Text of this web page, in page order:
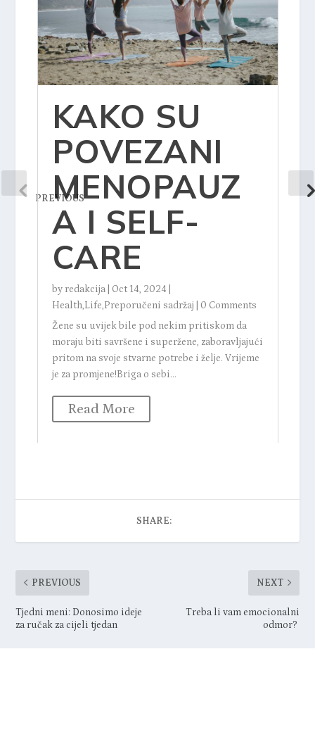
PREVIOUS
KAKO SU
POVEZANI
MENOPAUZ
A I SELF-
CARE
by redakcija Oct 14, 2024
Health,Life,Preporučeni sadržaj
0 Comments
Žene su uvijek bile pod nekim pritiskom da
moraju biti savršene i superžene, zaboravljajući
pritom na svoje stvarne potrebe i želje. Vrijeme
je za promjene!Briga o sebi...
Read More
SHARE:
PREVIOUS
Tjedni meni: Donosimo ideje
za ručak za cijeli tjedan
NEXT
Treba li vam emocionalni
odmor?